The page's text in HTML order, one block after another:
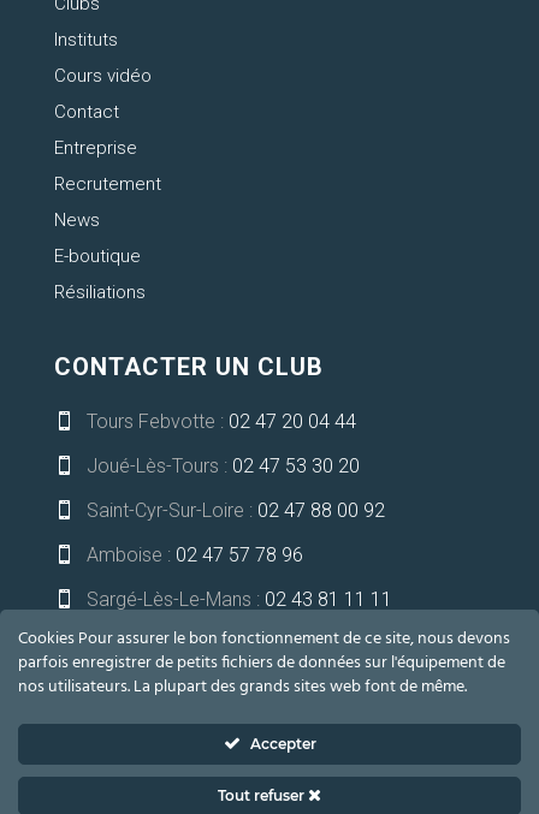
Instituts
Cours vidéo
Contact
Entreprise
Recrutement
News
E-boutique
Résiliations
CONTACTER UN CLUB
 Tours Febvotte : 02 47 20 04 44
 Joué-Lès-Tours : 02 47 53 30 20
 Saint-Cyr-Sur-Loire : 02 47 88 00 92
 Amboise : 02 47 57 78 96
 Sargé-Lès-Le-Mans : 02 43 81 11 11
 Niort-Bessines : 05 49 32 13 21
 communication@lesoceades.fr
Cookies Pour assurer le bon fonctionnement de ce site, nous devons
parfois enregistrer de petits fichiers de données sur l'équipement de
nos utilisateurs. La plupart des grands sites web font de même.
Accepter
Tout refuser